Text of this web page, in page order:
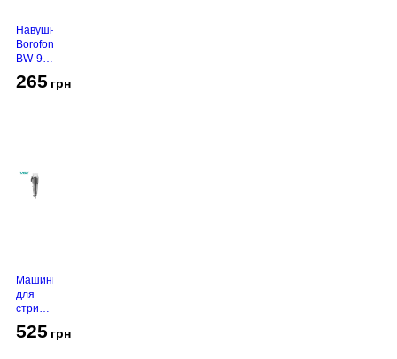
Навушники
Borofone
BW-94
265 грн
Машинка
для
стрижки
130
525 грн